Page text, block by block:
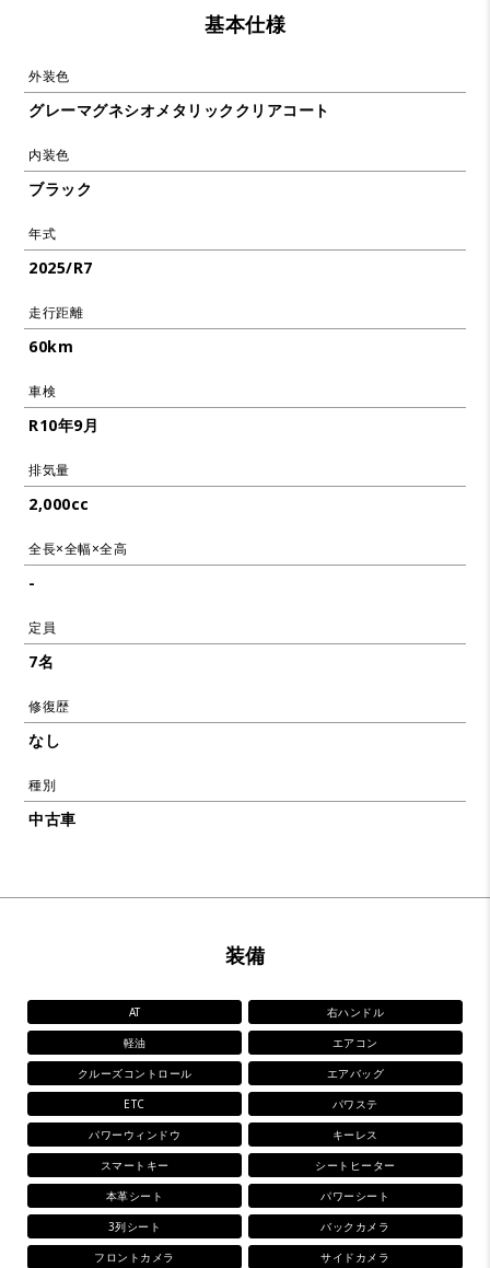
基本仕様
外装色
グレーマグネシオメタリッククリアコート
内装色
ブラック
年式
2025/R7
走行距離
60km
車検
R10年9月
排気量
2,000cc
全長×全幅×全高
-
定員
7名
修復歴
なし
種別
中古車
装備
AT
右ハンドル
軽油
エアコン
クルーズコントロール
エアバッグ
ETC
パワステ
パワーウィンドウ
キーレス
スマートキー
シートヒーター
本革シート
パワーシート
3列シート
バックカメラ
フロントカメラ
サイドカメラ